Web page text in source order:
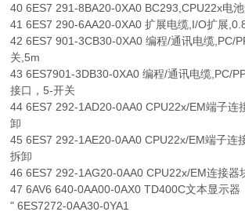
40 6ES7 291-8BA20-0XA0 BC293,CPU22x电
41 6ES7 290-6AA20-0XA0 扩展电缆,I/O扩展
42 6ES7 901-3CB30-0XA0 编程/通讯电缆,PC/
关,5m
43 6ES7901-3DB30-0XA0 编程/通讯电缆,PC/
接口，5-开关
44 6ES7 292-1AD20-0AA0 CPU22x/EM端子连
卸
45 6ES7 292-1AE20-0AA0 CPU22x/EM端子连
拆卸
46 6ES7 292-1AG20-0AA0 CPU22x/EM连接器
47 6AV6 640-0AA00-0AX0 TD400C文本显示器
" 6ES7272-0AA30-0YA1